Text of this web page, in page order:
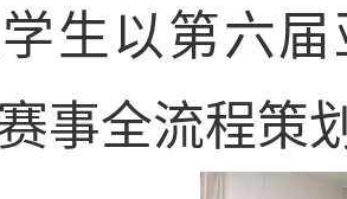
生 以第六
赛事全流程策